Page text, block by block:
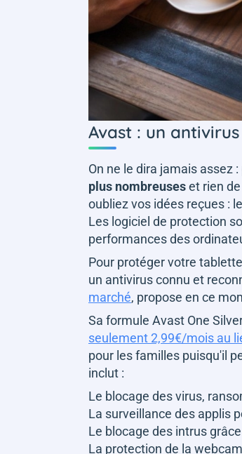
Avast : un
On ne le dira jamais assez
plus nombreuseset rien
oubliez vos idées reçues :
Les logiciel de protection
performances des
Pour protéger votre
un antivirus connu et
marché, propose en ce
Sa formule Avast One
seulement 2,99€/mois au
pour les familles puisqu'il
inclut :
Le blocage des virus,
La surveillance des applis
Le blocage des intrus
La protection de la